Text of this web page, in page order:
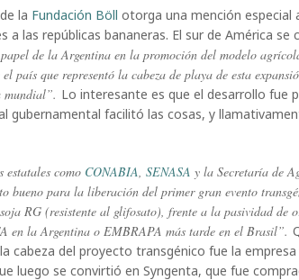
la Fundación Böll otorga una mención especial
a las repúblicas bananeras. El sur de América
de la Argentina en la promoción del modelo
país que representó la cabeza de playa de esta
mundial”. Lo interesante es que el desarrollo fue
gubernamental facilitó las cosas, y
estatales como CONABIA ,SENASAy la Secretaría de
bueno para la liberación del primer gran evento
RG (resistente al glifosato), frente a la pasividad de
en la Argentina o EMBRAPA más tarde en el Brasil”.
cabeza del proyecto transgénico fue la
luego se convirtió en Syngenta, que fue